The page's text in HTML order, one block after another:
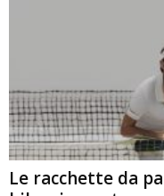
Le racchette da